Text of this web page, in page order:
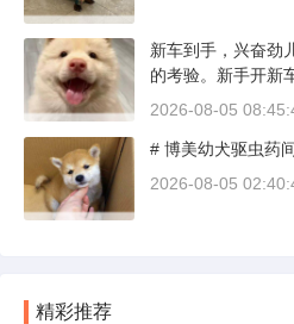
新车到手，兴奋劲
的考验。新手开新
疏，而是对车况和
不超过100公里，
塞和气缸壁需要时
2026-08-05
# 博美幼犬驱虫药
2026-08-05
精彩推荐